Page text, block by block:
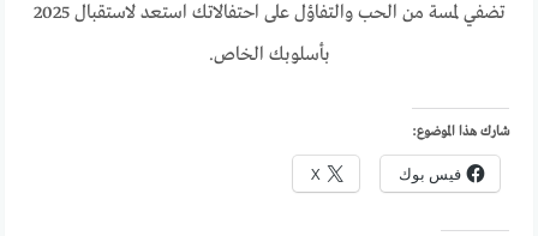
تضفي لمسة من الحب والتفاؤل على احتفالاتك استعد لاستقبال 2025
بأسلوبك الخاص.
شارك هذا الموضوع:
فيس بوك X